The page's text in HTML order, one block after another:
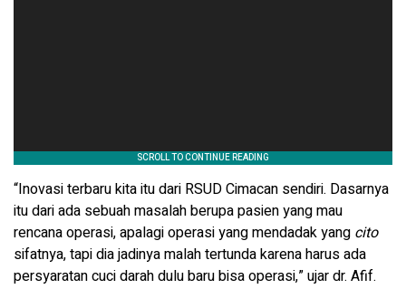
“Inovasi terbaru kita itu dari RSUD Cimacan sendiri. Dasarnya
itu dari ada sebuah masalah berupa pasien yang mau
rencana operasi, apalagi operasi yang mendadak yang cito
sifatnya, tapi dia jadinya malah tertunda karena harus ada
persyaratan cuci darah dulu baru bisa operasi,” ujar dr. Afif.